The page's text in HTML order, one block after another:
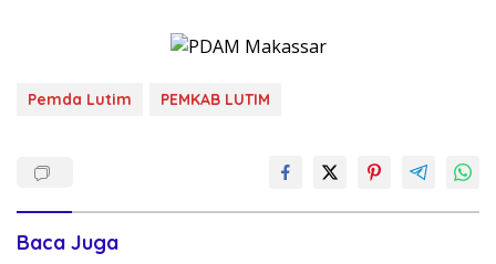
Pemda Lutim PEMKAB LUTIM
Baca Juga